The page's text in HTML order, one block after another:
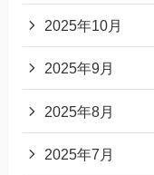
2025年10月
2025年9月
2025年8月
2025年7月